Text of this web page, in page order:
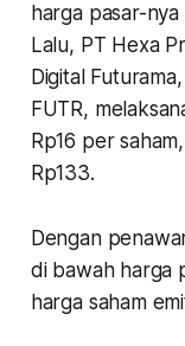
harga pasar-
Lalu, PT Hexa
Digital
FUTR,
Rp16 per
Rp133.
Dengan
di bawah harga
harga saham